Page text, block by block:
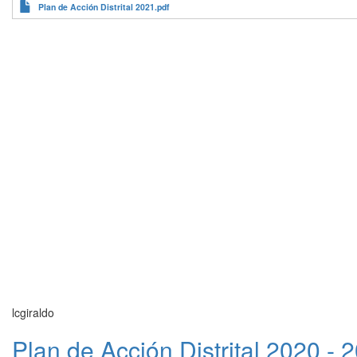
Plan de Acción Distrital 2021.pdf
lcgiraldo
Plan de Acción Distrital 2020 -